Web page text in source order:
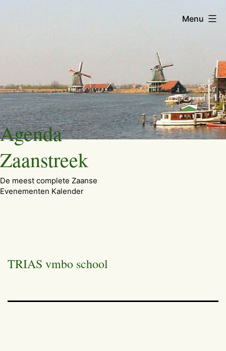
Ga
naar
de
inhoud
Agenda
Zaanstreek
De meest complete Zaanse
Evenementen Kalender
Menu
TRIAS vmbo school